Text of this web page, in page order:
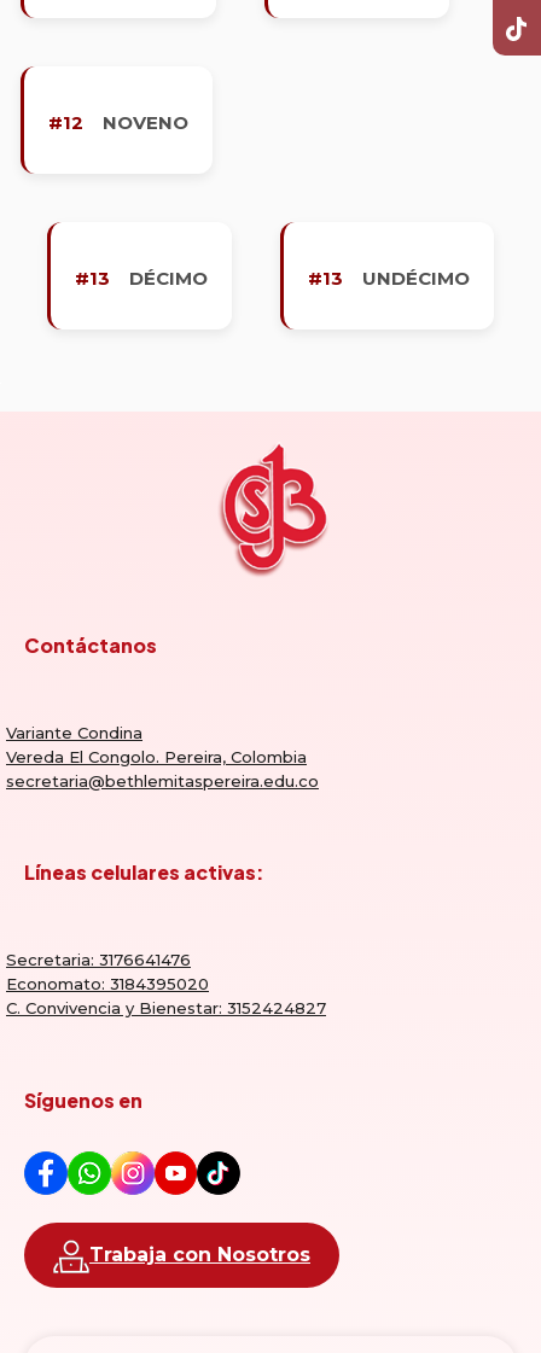
#12 NOVENO
#13 DÉCIMO #13 UNDÉCIMO
Contáctanos
Variante Condina
Vereda El Congolo. Pereira, Colombia
secretaria@bethlemitaspereira.edu.co
Líneas celulares activas:
Secretaria: 3176641476
Economato: 3184395020
C. Convivencia y Bienestar: 3152424827
Síguenos en
Trabaja con Nosotros